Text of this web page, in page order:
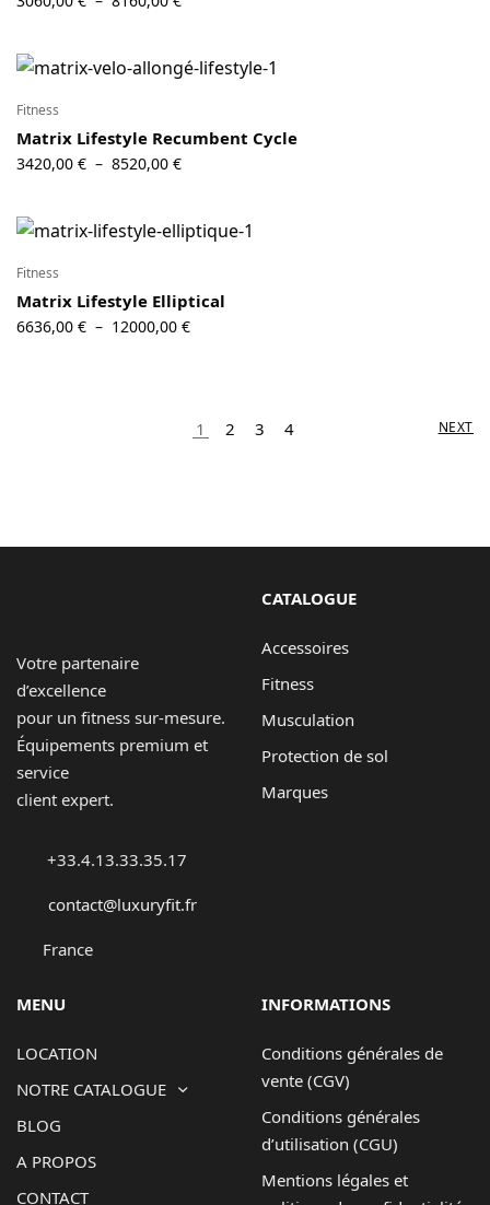
à
Fitness
Matrix Lifestyle Recumbent Cycle
3420,00 € – 8520,00 €Plage de
à
Fitness
Matrix Lifestyle Elliptical
6636,00 € – 12000,00 €Plage de
12000,00 €
1 2 3 4 NEXT
Votre partenaire
d’excellence
pour un fitness sur-mesure.
Équipements premium et
service
client expert.
+33.4.13.33.35.17
contact@luxuryfit.fr
France
CATALOGUE
Accessoires
Fitness
Musculation
Protection de sol
Marques
MENU
LOCATION
NOTRE CATALOGUE
BLOG
A PROPOS
CONTACT
INFORMATIONS
Conditions générales de
vente (CGV)
Conditions générales
d’utilisation (CGU)
Mentions légales et